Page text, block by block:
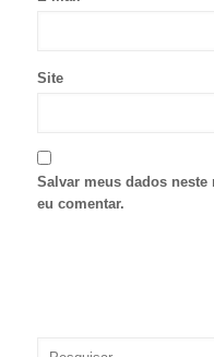
Site
Salvar meus dados neste
eu comentar.